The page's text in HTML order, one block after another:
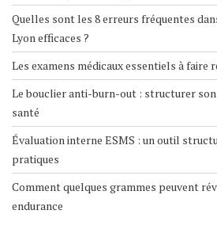
Quelles sont les 8 erreurs fréquentes
Lyon efficaces ?
Les examens médicaux essentiels à faire
Le bouclier anti-burn-out : structurer son
santé
Évaluation interne ESMS : un outil
pratiques
Comment quelques grammes peuvent
endurance